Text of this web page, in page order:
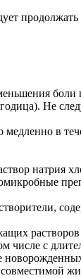
Не
в
натрия
числе с